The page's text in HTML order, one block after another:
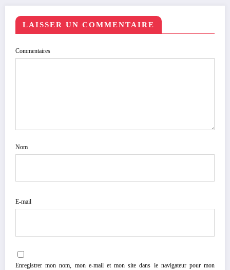
LAISSER UN COMMENTAIRE
Commentaires
Nom
E-mail
Enregistrer mon nom, mon e-mail et mon site dans le navigateur pour mon